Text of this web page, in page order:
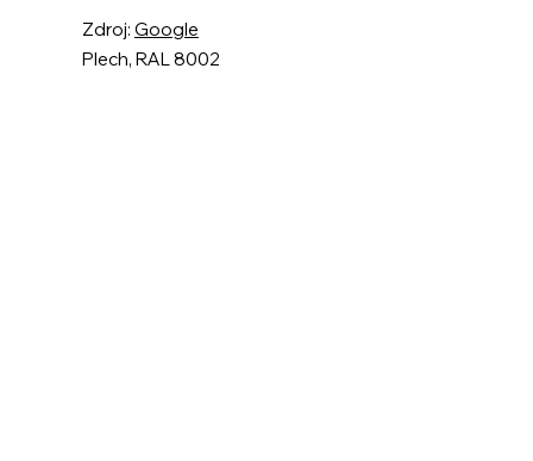
Plech, RAL 8002
Zdroj: Google